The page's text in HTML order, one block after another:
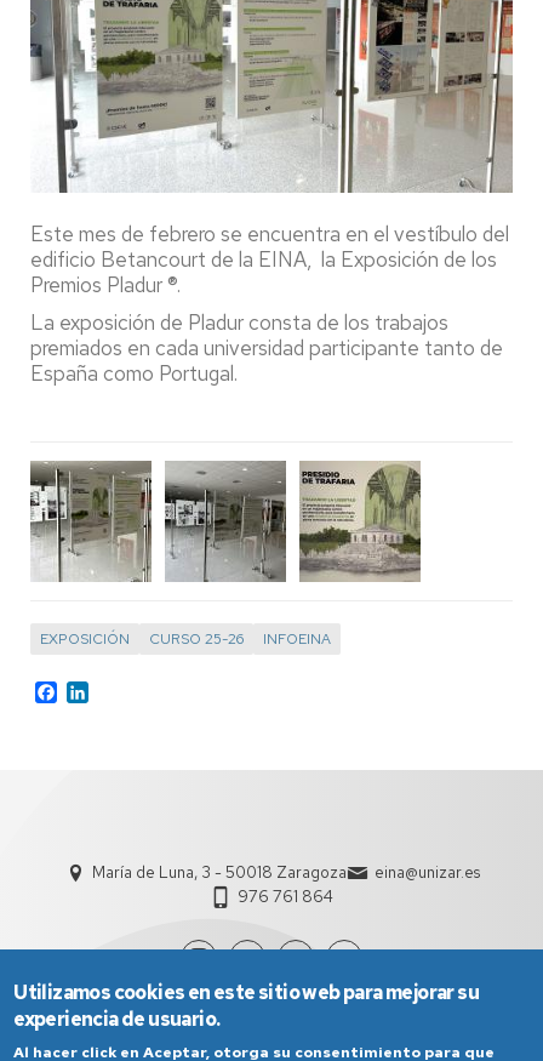
Este mes de febrero se encuentra en el vestíbulo del
edificio Betancourt de la EINA, la Exposición de los
Premios Pladur ®.
La exposición de Pladur consta de los trabajos
premiados en cada universidad participante tanto de
España como Portugal.
EXPOSICIÓN CURSO 25-26 INFOEINA
Facebook
María de Luna, 3 - 50018 Zaragoza
eina@unizar.es
976 761 864
Utilizamos cookies en este sitio web para mejorar su
experiencia de usuario.
Al hacer click en Aceptar, otorga su consentimiento para que